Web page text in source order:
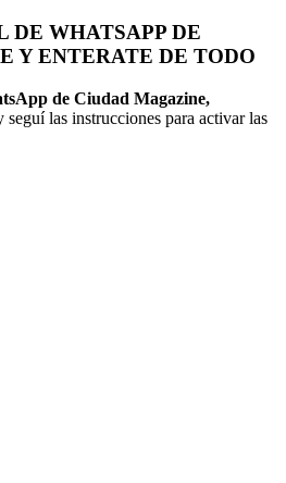
DE WHATSAPP DE
Y ENTERATE DE TODO
de Ciudad Magazine,
seguí las instrucciones para activar las